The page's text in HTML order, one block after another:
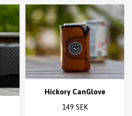
Hickory CanGlove
149 SEK